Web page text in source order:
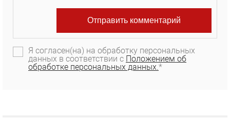
Я согласен(на) на обработку персональных
данных в соответствии с Положением об
обработке персональных данных.*